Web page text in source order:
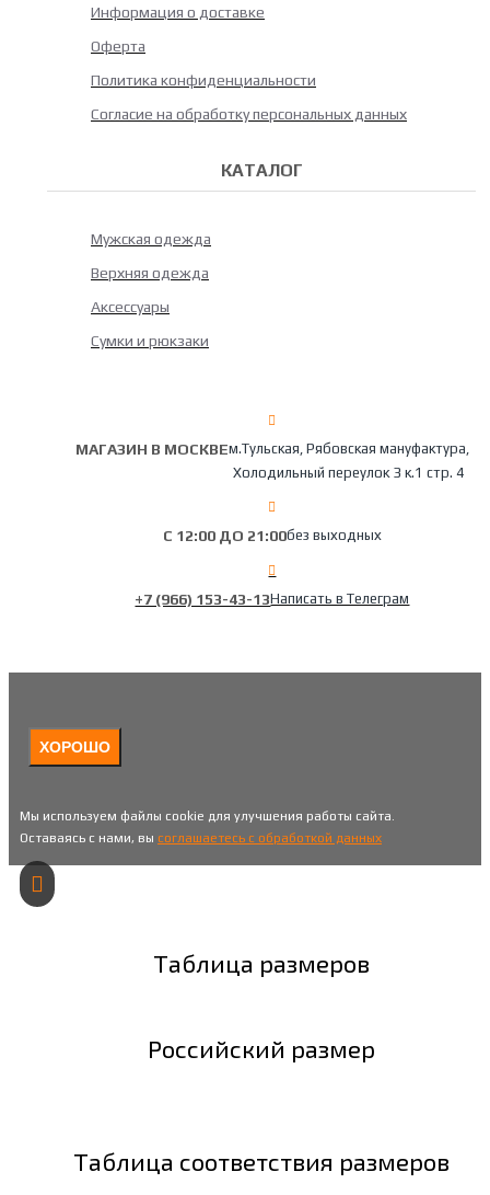
Информация о доставке
Оферта
Политика конфиденциальности
Согласие на обработку персональных данных
КАТАЛОГ
Мужская одежда
Верхняя одежда
Аксессуары
Сумки и рюкзаки
МАГАЗИН В МОСКВЕм.Тульская, Рябовская мануфактура,
Холодильный переулок 3 к.1 стр. 4
С 12:00 ДО 21:00без выходных
+7 (966) 153-43-13Написать в Телеграм
ХОРОШО
Мы используем файлы cookie для улучшения работы сайта.
Оставаясь с нами, вы соглашаетесь с обработкой данных
Таблица размеров
Российский размер
Таблица соответствия размеров